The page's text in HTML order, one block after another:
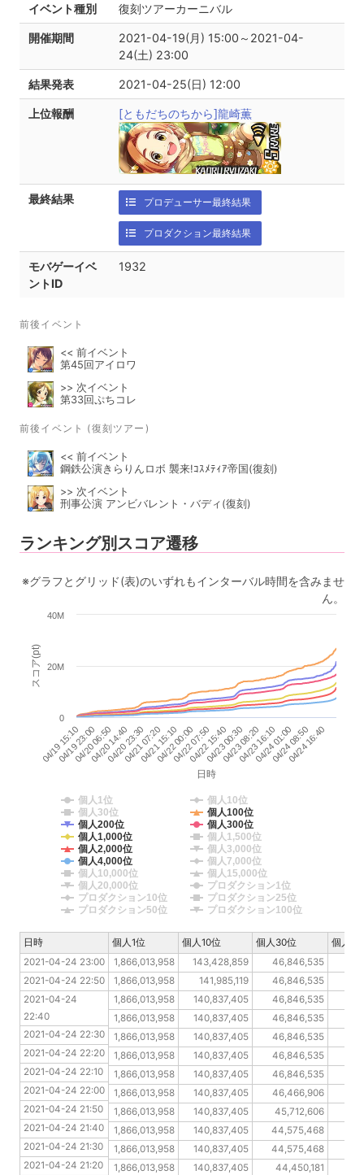
イベント種別 復刻ツアーカーニバル
開催期間
2021-04-19(月) 15:00～2021-04-
24(土) 23:00
結果発表 2021-04-25(日) 12:00
上位報酬 [ともだちのちから]龍崎薫
最終結果 プロデューサー最終結果
プロダクション最終結果
モバゲーイベ
ントID
1932
前後イベント
<< 前イベント
第45回アイロワ
>> 次イベント
第33回ぷちコレ
前後イベント (復刻ツアー)
<< 前イベント
鋼鉄公演きらりんロボ 襲来!ｺｽﾒﾃｨｱ帝国(復刻)
>> 次イベント
刑事公演 アンビバレント・バディ(復刻)
ランキング別スコア遷移
※グラフとグリッド(表)のいずれもインターバル時間を含みませ
ん。
日時
スコア(pt)
04/19 15:10
04/19 23:00
04/20 06:50
04/20 14:40
04/20 23:30
04/21 07:20
04/21 15:10
04/22 00:00
04/22 07:50
04/22 15:40
04/23 00:30
04/23 08:20
04/23 16:10
04/24 01:00
04/24 08:50
04/24 16:40
0
20M
40M
個人1位
個人10位
個人30位
個人100位
個人200位
個人300位
個人1,000位
個人1,500位
個人2,000位
個人3,000位
個人4,000位
個人7,000位
個人10,000位
個人15,000位
個人20,000位
プロダクション1位
プロダクション10位
プロダクション25位
プロダクション50位
プロダクション100位
2021-04-24 23:00 1,866,013,958 143,428,859 46,846,535
2021-04-24 22:50
1,866,013,958 141,985,119 46,846,535
2021-04-24 22:40
1,866,013,958 140,837,405 46,846,535
2021-04-24 22:30
1,866,013,958 140,837,405 46,846,535
2021-04-24 22:20
1,866,013,958 140,837,405 46,846,535
2021-04-24 22:10
1,866,013,958 140,837,405 46,846,535
2021-04-24 22:00
1,866,013,958 140,837,405 46,846,535
2021-04-24 21:50
1,866,013,958 140,837,405 46,466,906
2021-04-24 21:40
1,866,013,958 140,837,405 45,712,606
2021-04-24 21:30
1,866,013,958 140,837,405 44,575,468
2021-04-24 21:20
1,866,013,958 140,837,405 44,575,468
2021-04-24 21:10
1,866,013,958 140,837,405 44,450,181
日時 個人1位 個人10位 個人30位
個人
2021-04-24 23:00
2021-04-24 22:50
2021-04-24
22:40
2021-04-24 22:30
2021-04-24 22:20
2021-04-24 22:10
2021-04-24 22:00
2021-04-24 21:50
2021-04-24 21:40
2021-04-24 21:30
2021-04-24 21:20
日時